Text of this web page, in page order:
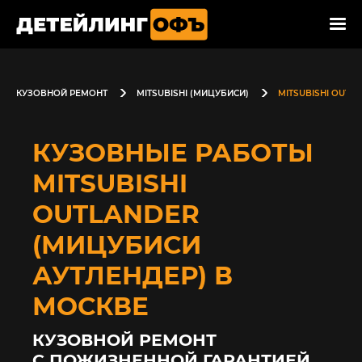
КУЗОВНОЙ РЕМОНТ MITSUBISHI (МИЦУБИСИ) MITSUBISHI
КУЗОВНЫЕ РАБОТЫ
MITSUBISHI
OUTLANDER
(МИЦУБИСИ
АУТЛЕНДЕР) В
МОСКВЕ
КУЗОВНОЙ РЕМОНТ